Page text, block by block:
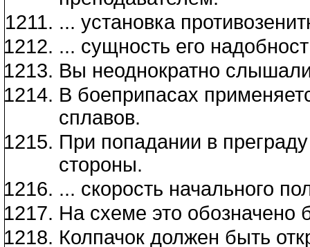
... установка
... сущность его
Вы неоднократно
В боеприпасах
сплавов.
При попадании в
стороны.
... скорость начального
На схеме это обозначено
Колпачок должен быть